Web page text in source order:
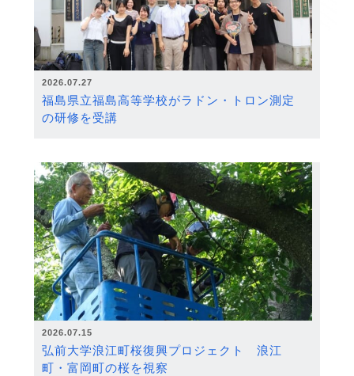
2026.07.27
福島県立福島高等学校がラドン・トロン測定
の研修を受講
2026.07.15
弘前大学浪江町桜復興プロジェクト 浪江
町・富岡町の桜を視察